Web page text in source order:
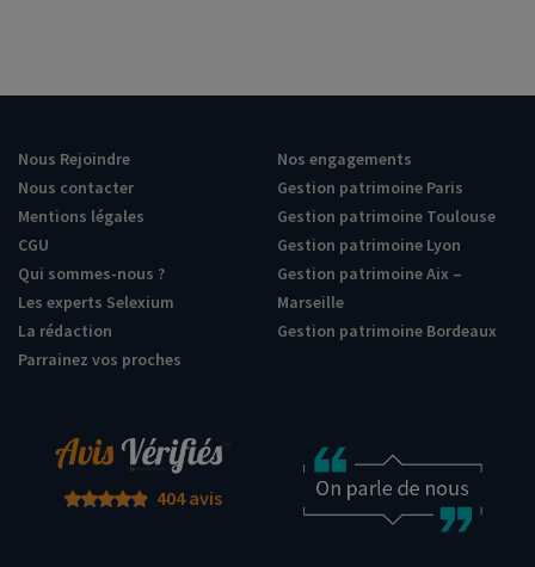
Nous Rejoindre
Nous contacter
Mentions légales
CGU
Qui sommes-nous ?
Les experts Selexium
La rédaction
Parrainez vos proches
Nos engagements
Gestion patrimoine Paris
Gestion patrimoine Toulouse
Gestion patrimoine Lyon
Gestion patrimoine Aix –
Marseille
Gestion patrimoine Bordeaux
404 avis